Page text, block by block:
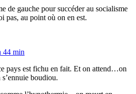
de gauche pour succéder au socialisme
au point où on en est.
44 min
pays est fichu en fait. Et on attend…on
boudiou.